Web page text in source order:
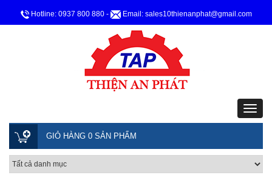
Hotline: 0937 800 880 - Email: sales10thienanphat@gmail.com
GIỎ HÀNG 0 SẢN PHẨM